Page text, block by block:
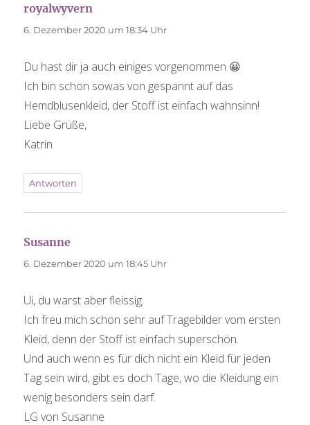
royalwyvern
6. Dezember 2020 um 18:34 Uhr
Du hast dir ja auch einiges vorgenommen 😀
Ich bin schon sowas von gespannt auf das
Hemdblusenkleid, der Stoff ist einfach wahnsinn!
Liebe Grüße,
Katrin
Antworten
Susanne
6. Dezember 2020 um 18:45 Uhr
Ui, du warst aber fleissig.
Ich freu mich schon sehr auf Tragebilder vom ersten
Kleid, denn der Stoff ist einfach superschön.
Und auch wenn es für dich nicht ein Kleid für jeden
Tag sein wird, gibt es doch Tage, wo die Kleidung ein
wenig besonders sein darf.
LG von Susanne